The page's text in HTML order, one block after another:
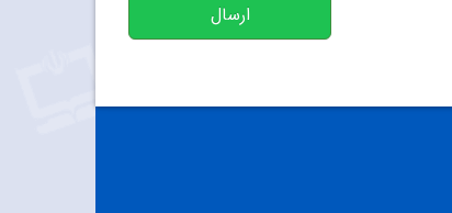
ارسال